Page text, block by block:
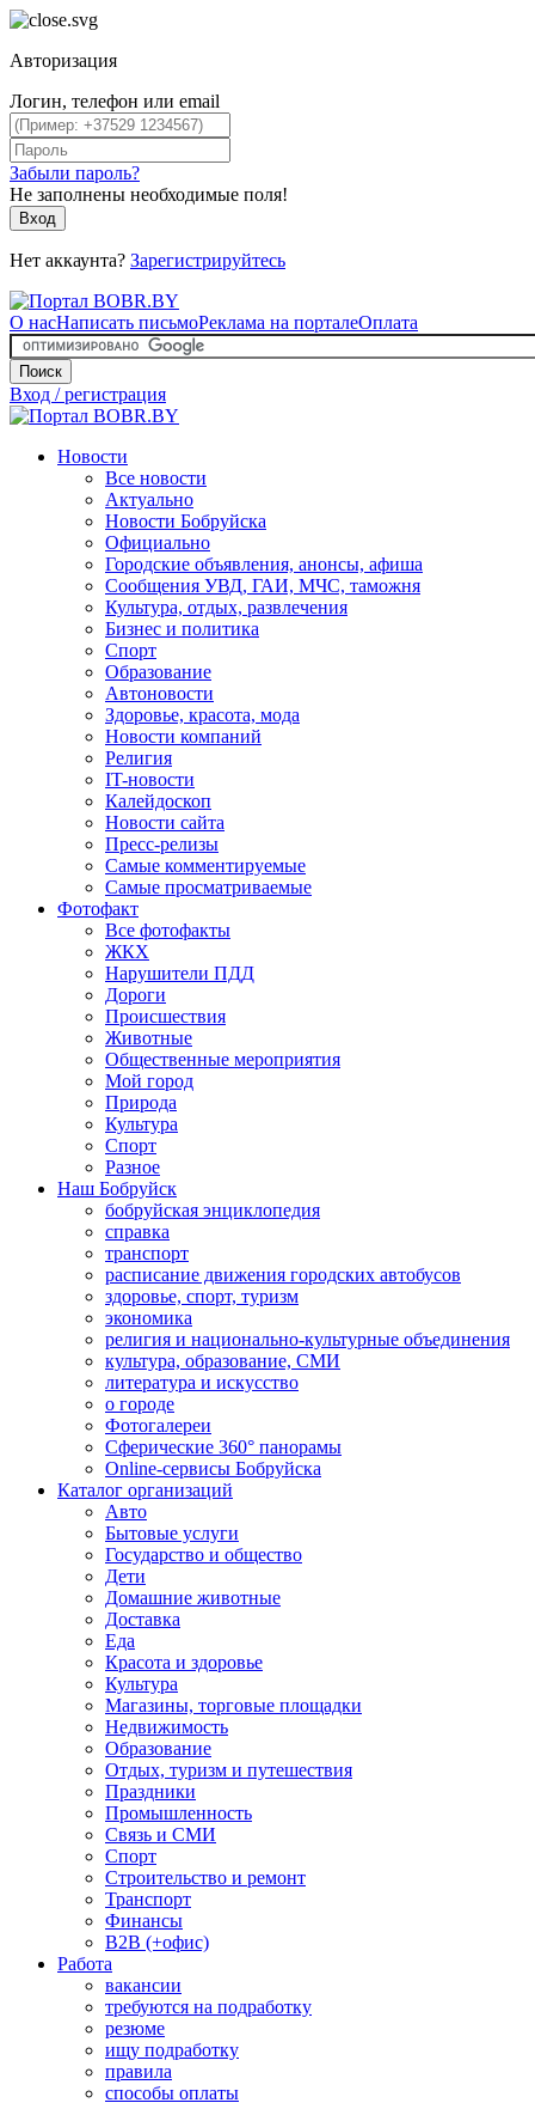
Авторизация
Логин, телефон или email
Забыли пароль?
Не заполнены необходимые поля!
Вход
Нет аккаунта? Зарегистрируйтесь
О насНаписать письмоРеклама на порталеОплата
Поиск
Вход / регистрация
Новости
Все новости
Актуально
Новости Бобруйска
Официально
Городские объявления, анонсы, афиша
Сообщения УВД, ГАИ, МЧС, таможня
Культура, отдых, развлечения
Бизнес и политика
Спорт
Образование
Автоновости
Здоровье, красота, мода
Новости компаний
Религия
IT-новости
Калейдоскоп
Новости сайта
Пресс-релизы
Самые комментируемые
Самые просматриваемые
Фотофакт
Все фотофакты
ЖКХ
Нарушители ПДД
Дороги
Происшествия
Животные
Общественные мероприятия
Мой город
Природа
Культура
Спорт
Разное
Наш Бобруйск
бобруйская энциклопедия
справка
транспорт
расписание движения городских автобусов
здоровье, спорт, туризм
экономика
религия и национально-культурные объединения
культура, образование, СМИ
литература и искусство
о городе
Фотогалереи
Сферические 360° панорамы
Online-сервисы Бобруйска
Каталог организаций
Авто
Бытовые услуги
Государство и общество
Дети
Домашние животные
Доставка
Еда
Красота и здоровье
Культура
Магазины, торговые площадки
Недвижимость
Образование
Отдых, туризм и путешествия
Праздники
Промышленность
Связь и СМИ
Спорт
Строительство и ремонт
Транспорт
Финансы
B2B (+офис)
Работа
вакансии
требуются на подработку
резюме
ищу подработку
правила
способы оплаты